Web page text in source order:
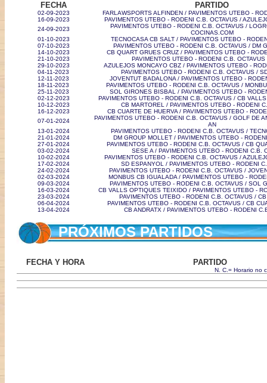
FECHA PARTIDO
02-09-2023
FARLAWSPORTS ALFINDEN / PAVIMENTOS UTEBO -
16-09-2023
PAVIMENTOS UTEBO - RODENI C.B. OCTAVUS /
24-09-2023
PAVIMENTOS UTEBO - RODENI C.B. OCTAVUS /
COCINAS.COM
01-10-2023
TECNOCASA CB SALT / PAVIMENTOS UTEBO -
07-10-2023
PAVIMENTOS UTEBO - RODENI C.B. OCTAVUS / DM
14-10-2023
CB QUART GRUES CRUZ / PAVIMENTOS UTEBO -
21-10-2023
PAVIMENTOS UTEBO - RODENI C.B.
29-10-2023
AZULEJOS MONCAYO CBZ / PAVIMENTOS UTEBO -
04-11-2023
PAVIMENTOS UTEBO - RODENI C.B. OCTAVUS /
12-11-2023
JOVENTUT BADALONA / PAVIMENTOS UTEBO -
18-11-2023
PAVIMENTOS UTEBO - RODENI C.B. OCTAVUS /
25-11-2023
SOL GIRONES BISBAL / PAVIMENTOS UTEBO -
02-12-2023
PAVIMENTOS UTEBO - RODENI C.B. OCTAVUS / CB
10-12-2023
CB MARTOREL / PAVIMENTOS UTEBO - RODENI
16-12-2023
CB CUARTE DE HUERVA / PAVIMENTOS UTEBO -
07-01-2024
PAVIMENTOS UTEBO - RODENI C.B. OCTAVUS / GOLF DE
AN
13-01-2024
PAVIMENTOS UTEBO - RODENI C.B. OCTAVUS /
21-01-2024
DM GROUP MOLLET / PAVIMENTOS UTEBO -
27-01-2024
PAVIMENTOS UTEBO - RODENI C.B. OCTAVUS / CB
03-02-2024
SESE A / PAVIMENTOS UTEBO - RODENI C.B.
10-02-2024
PAVIMENTOS UTEBO - RODENI C.B. OCTAVUS /
17-02-2024
SD ESPANYOL / PAVIMENTOS UTEBO - RODENI
24-02-2024
PAVIMENTOS UTEBO - RODENI C.B. OCTAVUS /
02-03-2024
MONBUS CB IGUALADA / PAVIMENTOS UTEBO -
09-03-2024
PAVIMENTOS UTEBO - RODENI C.B. OCTAVUS / SOL
16-03-2024
CB VALLS OPTIQUES TEIXIDO / PAVIMENTOS UTEBO -
23-03-2024
PAVIMENTOS UTEBO - RODENI C.B. OCTAVUS /
06-04-2024
PAVIMENTOS UTEBO - RODENI C.B. OCTAVUS / CB
13-04-2024
CB ANDRATX / PAVIMENTOS UTEBO - RODENI
PRÓXIMOS PARTIDOS
FECHA Y HORA PARTIDO
N. C.= Horario no